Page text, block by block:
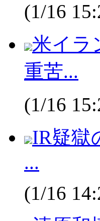
(1/16
米イラ
重苦...
(1/16
IR疑獄
...
(1/16